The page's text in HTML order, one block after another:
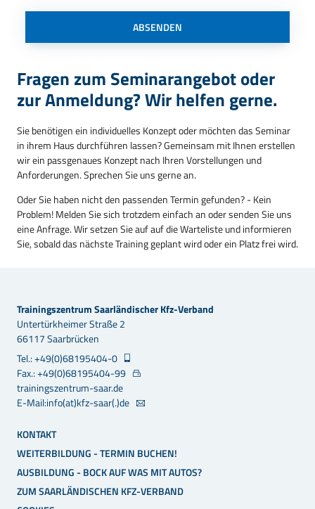
ABSENDEN
Fragen zum Seminarangebot oder
zur Anmeldung? Wir helfen gerne.
Sie benötigen ein individuelles Konzept oder möchten das Seminar
in ihrem Haus durchführen lassen? Gemeinsam mit Ihnen erstellen
wir ein passgenaues Konzept nach Ihren Vorstellungen und
Anforderungen. Sprechen Sie uns gerne an.
Oder Sie haben nicht den passenden Termin gefunden? - Kein
Problem! Melden Sie sich trotzdem einfach an oder senden Sie uns
eineAnfrage. Wir setzen Sie auf auf die Warteliste und informieren
Sie, sobald das nächste Training geplant wird oder ein Platz frei wird.
Trainingszentrum Saarländischer Kfz-Verband
Untertürkheimer Straße 2
66117 Saarbrücken
Tel.: +49(0)68195404-0
Fax.: +49(0)68195404-99
trainingszentrum-saar.de
E-Mail:info(at)kfz-saar(.)de
KONTAKT
WEITERBILDUNG - TERMIN BUCHEN!
AUSBILDUNG - BOCK AUF WAS MIT AUTOS?
ZUM SAARLÄNDISCHEN KFZ-VERBAND